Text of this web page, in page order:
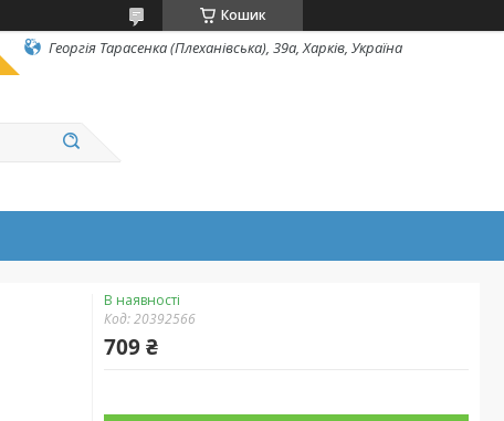
Кошик
Георгія Тарасенка (Плеханівська), 39а, Харків, Україна
В наявності
Код:20392566
709 ₴